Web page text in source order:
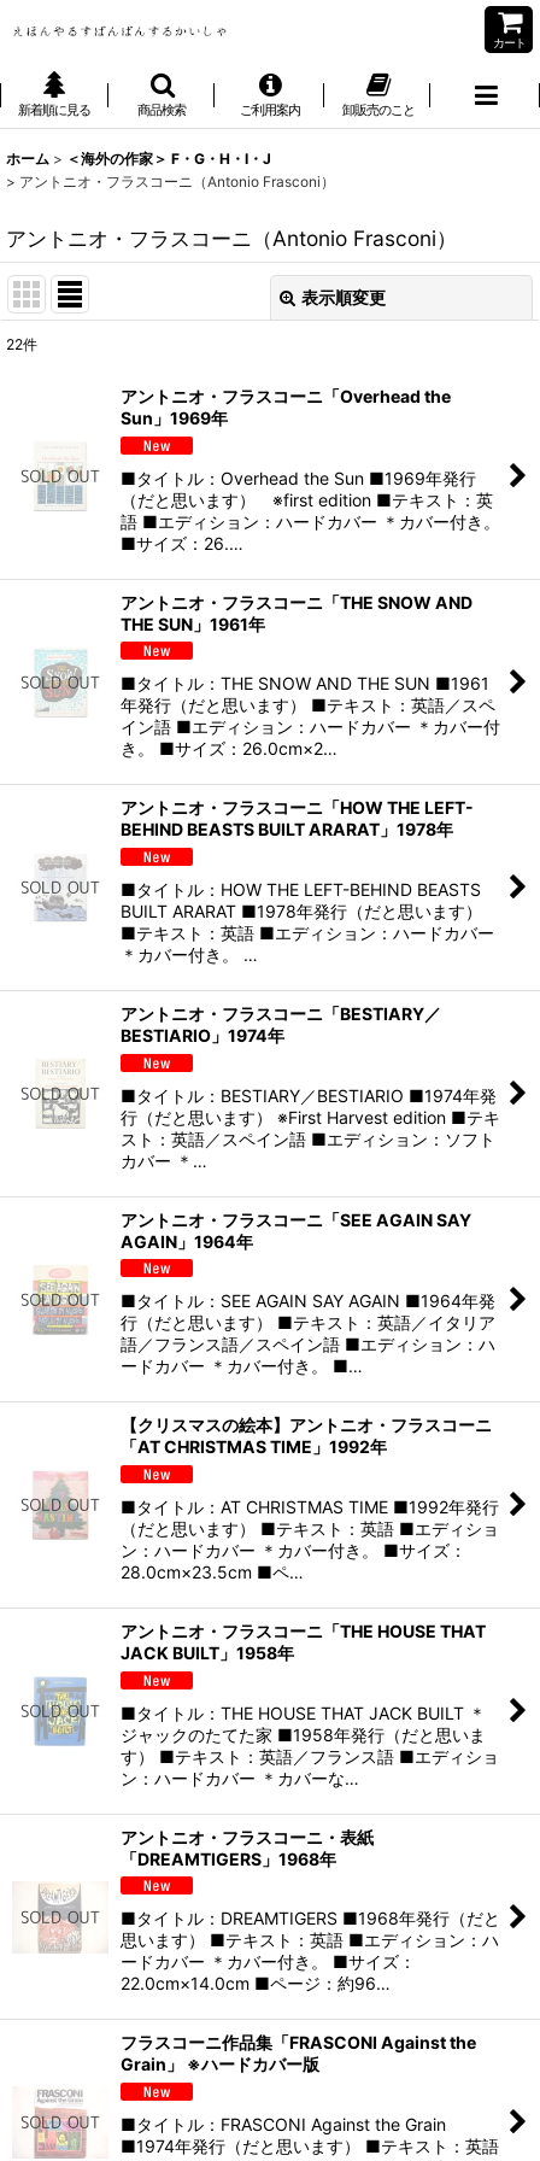
カート
新着順に見る 商品検索 ご利用案内 卸販売のこと
ホーム > ＜海外の作家＞ F・G・H・I・J
> アントニオ・フラスコーニ（Antonio Frasconi）
アントニオ・フラスコーニ（Antonio Frasconi）
表示順変更
絞り込む
22件
アントニオ・フラスコーニ「Overhead the
Sun」1969年
■タイトル：Overhead the Sun ■1969年発行
（だと思います） ※first edition ■テキスト：英
語 ■エディション：ハードカバー ＊カバー付き。
■サイズ：26.…
アントニオ・フラスコーニ「THE SNOW AND
THE SUN」1961年
■タイトル：THE SNOW AND THE SUN ■1961
年発行（だと思います） ■テキスト：英語／スペ
イン語 ■エディション：ハードカバー ＊カバー付
き。 ■サイズ：26.0cm×2…
アントニオ・フラスコーニ「HOW THE LEFT-
BEHIND BEASTS BUILT ARARAT」1978年
■タイトル：HOW THE LEFT-BEHIND BEASTS
BUILT ARARAT ■1978年発行（だと思います）
■テキスト：英語 ■エディション：ハードカバー
＊カバー付き。 …
アントニオ・フラスコーニ「BESTIARY／
BESTIARIO」1974年
■タイトル：BESTIARY／BESTIARIO ■1974年発
行（だと思います） ※First Harvest edition ■テキ
スト：英語／スペイン語 ■エディション：ソフト
カバー ＊…
アントニオ・フラスコーニ「SEE AGAIN SAY
AGAIN」1964年
■タイトル：SEE AGAIN SAY AGAIN ■1964年発
行（だと思います） ■テキスト：英語／イタリア
語／フランス語／スペイン語 ■エディション：ハ
ードカバー ＊カバー付き。 ■…
【クリスマスの絵本】アントニオ・フラスコーニ
「AT CHRISTMAS TIME」1992年
■タイトル：AT CHRISTMAS TIME ■1992年発行
（だと思います） ■テキスト：英語 ■エディショ
ン：ハードカバー ＊カバー付き。 ■サイズ：
28.0cm×23.5cm ■ペ…
アントニオ・フラスコーニ「THE HOUSE THAT
JACK BUILT」1958年
■タイトル：THE HOUSE THAT JACK BUILT ＊
ジャックのたてた家 ■1958年発行（だと思いま
す） ■テキスト：英語／フランス語 ■エディショ
ン：ハードカバー ＊カバーな…
アントニオ・フラスコーニ・表紙
「DREAMTIGERS」1968年
■タイトル：DREAMTIGERS ■1968年発行（だと
思います） ■テキスト：英語 ■エディション：ハ
ードカバー ＊カバー付き。 ■サイズ：
22.0cm×14.0cm ■ページ：約96…
フラスコーニ作品集「FRASCONI Against the
Grain」 ※ハードカバー版
■タイトル：FRASCONI Against the Grain
■1974年発行（だと思います） ■テキスト：英語